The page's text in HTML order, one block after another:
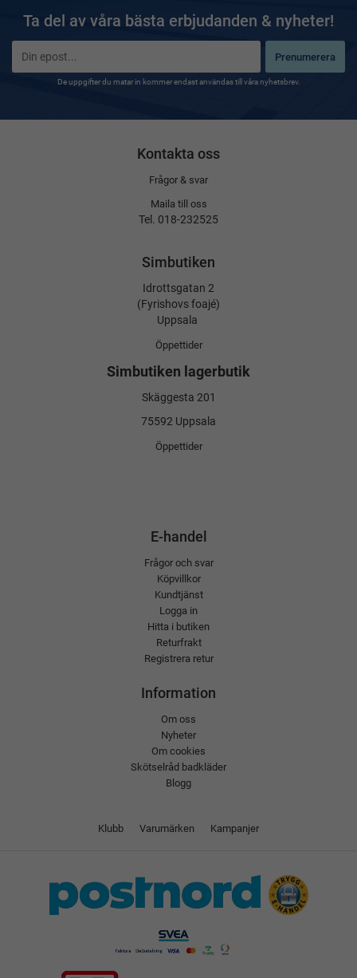
Ta del av våra bästa erbjudanden & nyheter!
Prenumerera
De uppgifter du matar in kommer endast användas till våra nyhetsbrev.
Kontakta oss
Frågor & svar
Maila till oss
Tel. 018-232525
Simbutiken
Idrottsgatan 2
(Fyrishovs foajé)
Uppsala
Öppettider
Simbutiken lagerbutik
Skäggesta 201
75592 Uppsala
Öppettider
E-handel
Frågor och svar
Köpvillkor
Kundtjänst
Logga in
Hitta i butiken
Returfrakt
Registrera retur
Information
Om oss
Nyheter
Om cookies
Skötselråd badkläder
Blogg
Klubb Varumärken Kampanjer